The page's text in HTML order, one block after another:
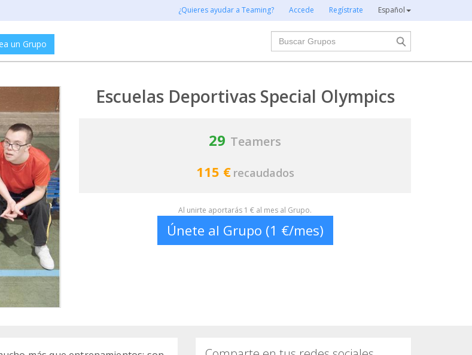
¿Quieres ayudar a Teaming? Accede Regístrate Español
un Grupo
Buscar
Escuelas Deportivas Special Olympics
29 Teamers
115 € recaudados
Al unirte aportarás 1 € al mes al Grupo.
Únete al Grupo (1 €/mes)